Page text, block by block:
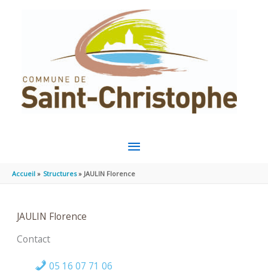
MENU
PRINCIPAL
Accueil Structures JAULIN Florence
JAULIN Florence
Contact
05 16 07 71 06